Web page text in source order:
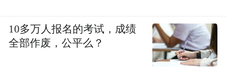
10多万人报名的考试，成绩
全部作废，公平么？